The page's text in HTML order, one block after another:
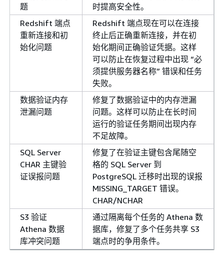
题
时提高安全性。
Redshift 端点
重新连接和初
始化问题
Redshift 端点现在可以在连接
终止后正确重新连接，并在初
始化期间正确验证凭据。这样
可以防止在恢复过程中出现 “必
须提供服务器名称” 错误和任务
失败。
数据验证内存
泄漏问题
修复了数据验证中的内存泄漏
问题。这样可以防止在长时间
运行的验证任务期间出现内存
不足故障。
SQL Server
CHAR 主键验
证误报问题
修复了在验证主键包含尾随空
格的 SQL Server 到
PostgreSQL 迁移时出现的误报
MISSING_TARGET 错误。
CHAR/NCHAR
S3 验证
Athena 数据
库冲突问题
通过隔离每个任务的 Athena 数
据库，修复了多个任务共享 S3
端点时的争用条件。